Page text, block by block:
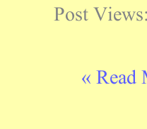
Post
Read